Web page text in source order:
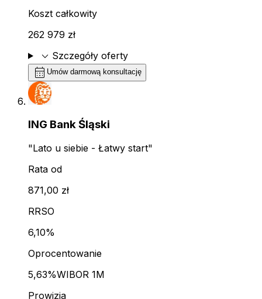
Koszt całkowity
262 979 zł
expand_more Szczegóły oferty
calendar_month Umów darmową konsultację
ING Bank Śląski
"Lato u siebie - Łatwy start"
Rata od
871,00 zł
RRSO
6,10%
Oprocentowanie
5,63%WIBOR 1M
Prowizja